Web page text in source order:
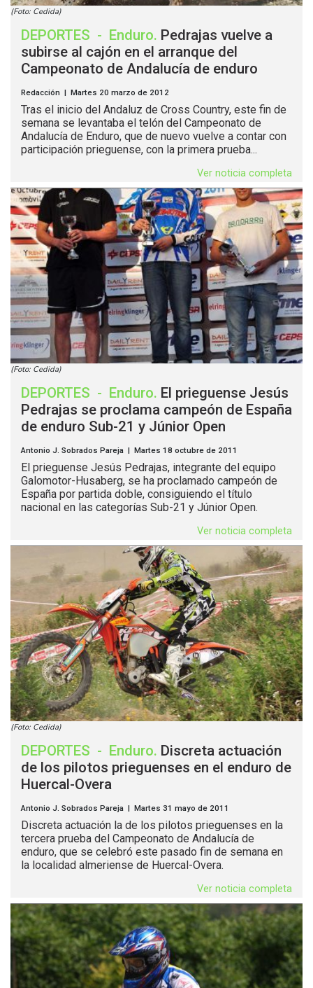
(Foto: Cedida)
DEPORTES - Enduro. Pedrajas vuelve a
subirse al cajón en el arranque del
Campeonato de Andalucía de enduro
Redacción | Martes 20 marzo de 2012
Tras el inicio del Andaluz de Cross Country, este fin de
semana se levantaba el telón del Campeonato de
Andalucía de Enduro, que de nuevo vuelve a contar con
participación prieguense, con la primera prueba...
Ver noticia completa
(Foto: Cedida)
DEPORTES - Enduro. El prieguense Jesús
Pedrajas se proclama campeón de España
de enduro Sub-21 y Júnior Open
Antonio J. Sobrados Pareja | Martes 18 octubre de 2011
El prieguense Jesús Pedrajas, integrante del equipo
Galomotor-Husaberg, se ha proclamado campeón de
España por partida doble, consiguiendo el título
nacional en las categorías Sub-21 y Júnior Open.
Ver noticia completa
(Foto: Cedida)
DEPORTES - Enduro. Discreta actuación
de los pilotos prieguenses en el enduro de
Huercal-Overa
Antonio J. Sobrados Pareja | Martes 31 mayo de 2011
Discreta actuación la de los pilotos prieguenses en la
tercera prueba del Campeonato de Andalucía de
enduro, que se celebró este pasado fin de semana en
la localidad almeriense de Huercal-Overa.
Ver noticia completa